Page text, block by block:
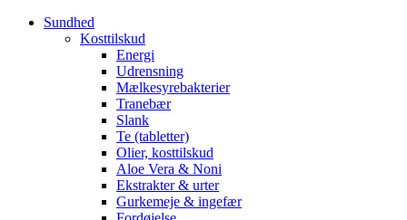
Sundhed
Kosttilskud
Energi
Udrensning
Mælkesyrebakterier
Tranebær
Slank
Te (tabletter)
Olier, kosttilskud
Aloe Vera & Noni
Ekstrakter & urter
Gurkemeje & ingefær